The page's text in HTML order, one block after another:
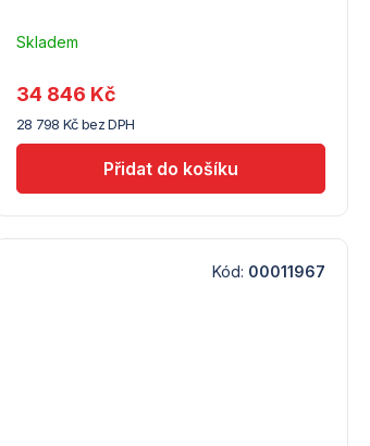
Skladem
Troubsko
28 798 Kč bez DPH
34 846 Kč
Kód: 00011967